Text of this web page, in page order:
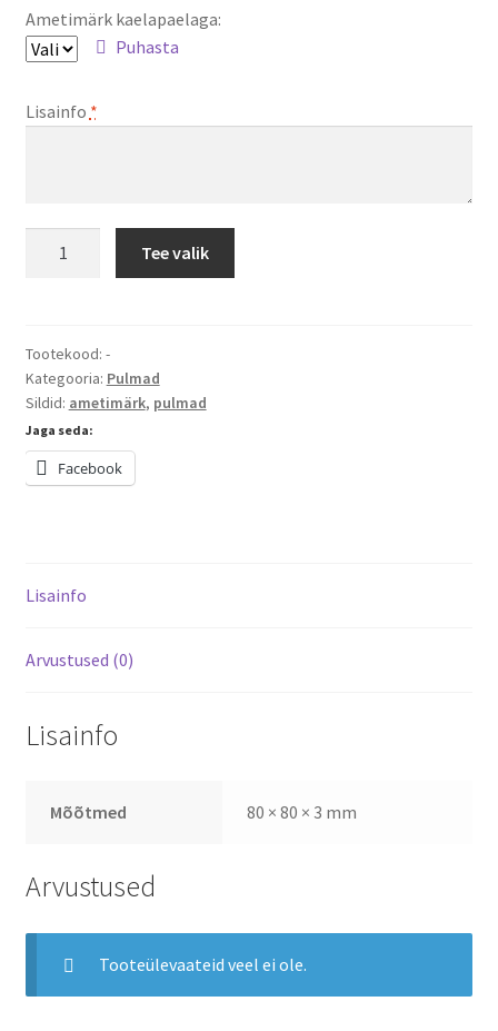
Ametimärk kaelapaelaga:
Puhasta
Lisainfo *
Tee valik
Tootekood: -
Kategooria: Pulmad
Sildid: ametimärk, pulmad
Jaga seda:
Facebook
Lisainfo
Arvustused (0)
Lisainfo
Mõõtmed 80 × 80 × 3 mm
Arvustused
Tooteülevaateid veel ei ole.